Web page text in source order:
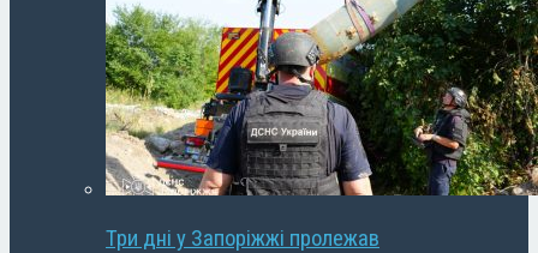
Три дні у Запоріжжі пролежав